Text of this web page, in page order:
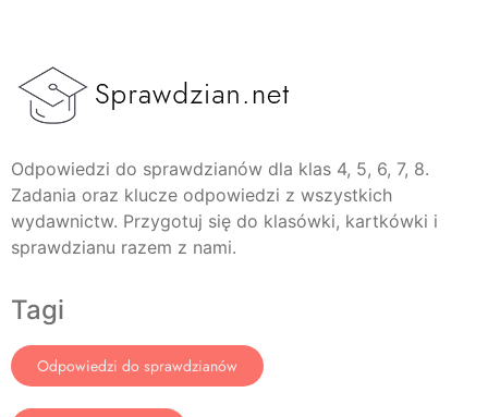
Odpowiedzi do sprawdzianów dla klas 4, 5, 6, 7, 8.
Zadania oraz klucze odpowiedzi z wszystkich
wydawnictw. Przygotuj się do klasówki, kartkówki i
sprawdzianu razem z nami.
Tagi
Odpowiedzi do sprawdzianów